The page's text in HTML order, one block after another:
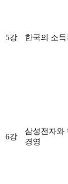
5강 한국의 소
6강
삼성전자와
경영